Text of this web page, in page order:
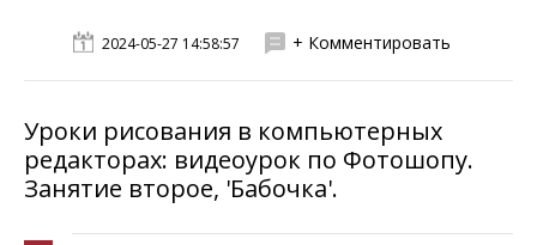
2024-05-27 14:58:57 + Комментировать
Уроки рисования в компьютерных
редакторах: видеоурок по Фотошопу.
Занятие второе, 'Бабочка'.